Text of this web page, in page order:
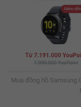
Mua đồng hồ Samsung